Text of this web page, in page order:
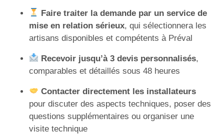
Faire traiter la demande par un service de
mise en relation sérieux, qui sélectionnera les
artisans disponibles et compétents à Préval
Recevoir jusqu’à 3 devis personnalisés,
comparables et détaillés sous 48 heures
Contacter directement les installateurs
pour discuter des aspects techniques, poser des
questions supplémentaires ou organiser une
visite technique